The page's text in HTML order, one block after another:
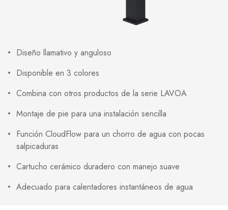
Diseño llamativo y anguloso
Disponible en 3 colores
Combina con otros productos de la serie LAVOA
Montaje de pie para una instalación sencilla
Función CloudFlow para un chorro de agua con pocas
salpicaduras
Cartucho cerámico duradero con manejo suave
Adecuado para calentadores instantáneos de agua